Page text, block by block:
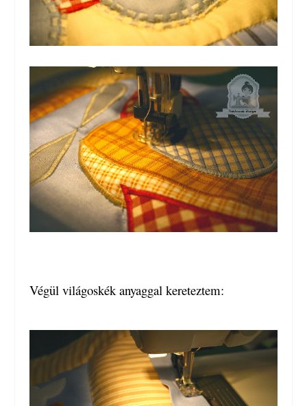
Végül világoskék anyaggal kereteztem: